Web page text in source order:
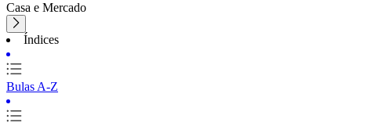
Casa e Mercado
Índices
Bulas A-Z